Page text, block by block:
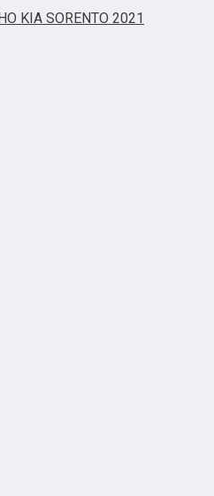
KIA SORENTO 2021